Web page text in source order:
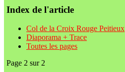
Index de l'article
Col de la Croix Rouge Peitieux
Diaporama + Trace
Toutes les pages
Page 2 sur 2